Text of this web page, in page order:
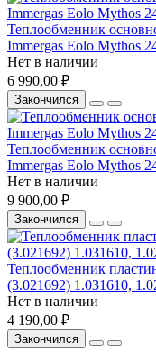
Теплообменник
Immergas Eolo Mythos
Нет в наличии
6 990,00 ₽
Закончился
Теплообменник
Immergas Eolo Mythos
Нет в наличии
9 900,00 ₽
Закончился
Теплообменник
(3.021692) 1.031610,
Нет в наличии
4 190,00 ₽
Закончился